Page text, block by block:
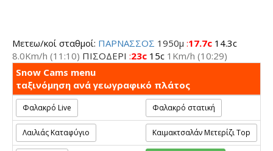
Μετεω/κοί σταθμοί: ΠΑΡΝΑΣΣΟΣ 1950μ :17.7c 14.3c
8.0Km/h (11:10) ΠΙΣΟΔΕΡΙ :23c 15c 1Km/h (10:29)
Snow Cams menu
ταξινόμηση ανά γεωγραφικό πλάτος
Φαλακρό Live Φαλακρό στατική
Λαιλιάς Καταφύγιο Καιμακτσαλάν Μετερίζι Top